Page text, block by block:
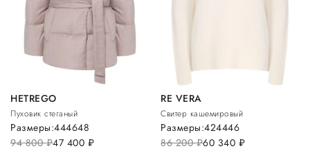
HETREGO
Пуховик стеганый
94 800руб.47 400 руб.
Размеры:444648
RE VERA
Свитер кашемировый
86 200руб.60 340 руб.
Размеры:424446